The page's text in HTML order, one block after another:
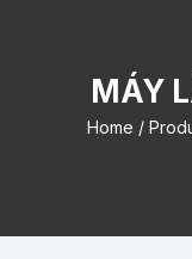
MÁY
Home /